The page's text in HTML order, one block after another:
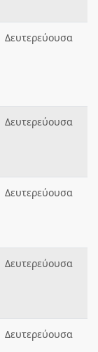
Δευτερεύουσα
Δευτερεύουσα
Δευτερεύουσα
Δευτερεύουσα
Δευτερεύουσα